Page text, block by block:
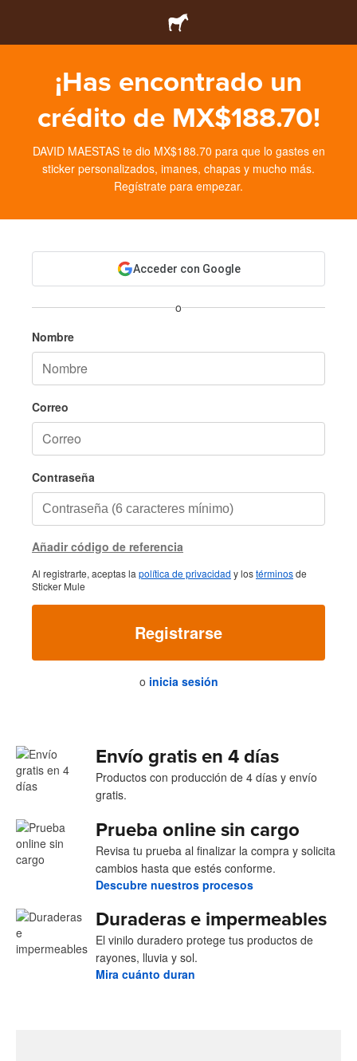
¡Has encontrado un
crédito de MX$188.70!
DAVID MAESTAS te dio MX$188.70 para que lo gastes en
sticker personalizados, imanes, chapas y mucho más.
Regístrate para empezar.
Acceder con Google
o
Nombre
Correo
Contraseña
Añadir código de referencia
Al registrarte, aceptas la política de privacidad y lostérminosde
Sticker Mule
Registrarse
o inicia sesión
Envío gratis en 4 días
Productos con producción de 4 días y envío
gratis.
Prueba online sin cargo
Revisa tu prueba al finalizar la compra y solicita
cambios hasta que estés conforme.
Descubre nuestros procesos
Duraderas e impermeables
El vinilo duradero protege tus productos de
rayones, lluvia y sol.
Mira cuánto duran